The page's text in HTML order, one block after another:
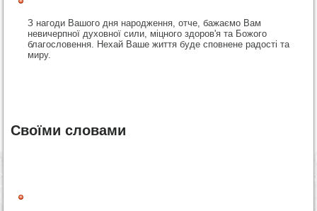
З нагоди Вашого дня народження, отче, бажаємо Вам
невичерпної духовної сили, міцного здоров'я та Божого
благословення. Нехай Ваше життя буде сповнене радості та
миру.
Своїми словами